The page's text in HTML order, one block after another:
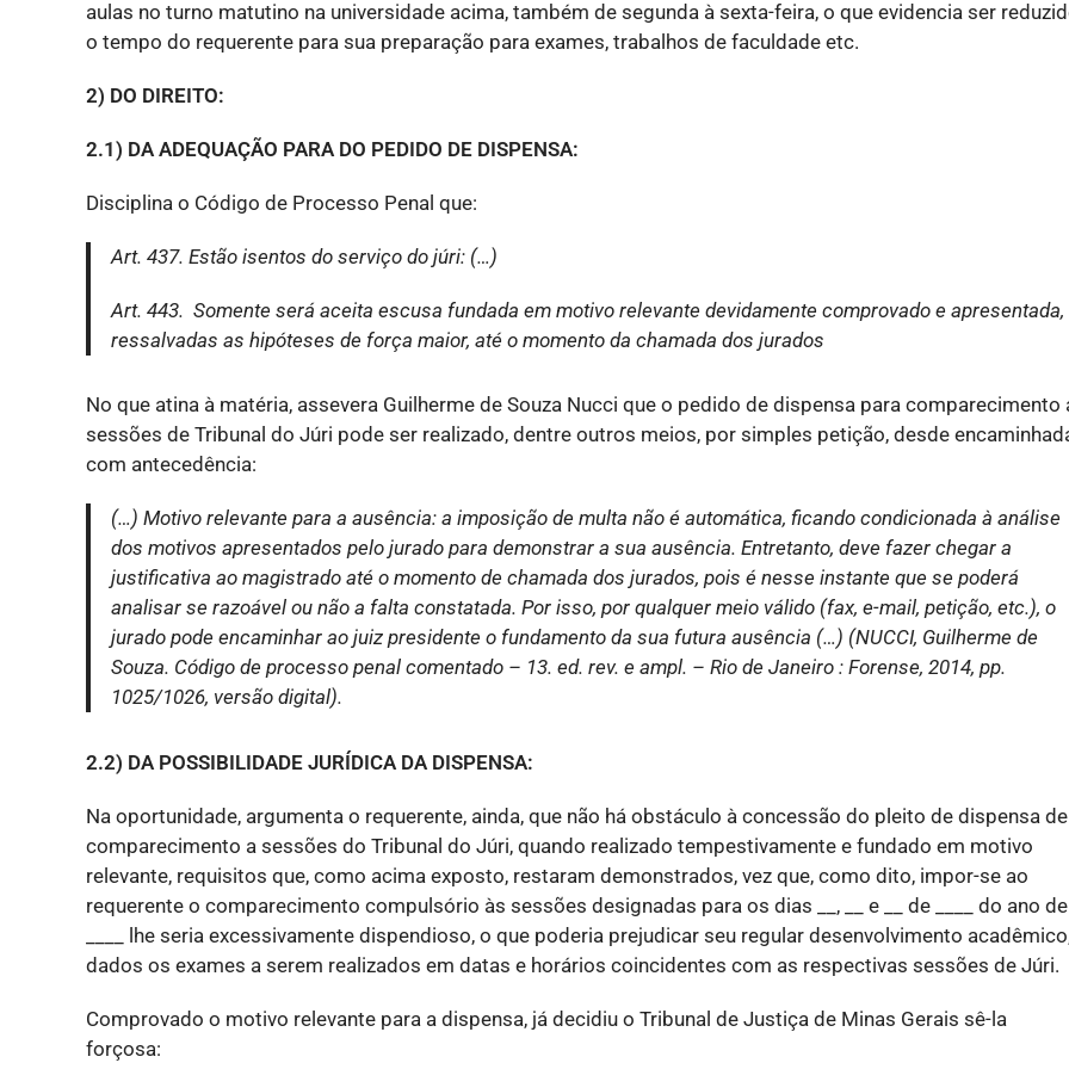
aulas no turno matutino na universidade acima, também de segunda à sexta-feira, o que evidencia ser
o tempo do requerente para sua preparação para exames, trabalhos de faculdade etc.
2) DO DIREITO:
2.1) DA ADEQUAÇÃO PARA DO PEDIDO DE DISPENSA:
Disciplina o Código de Processo Penal que:
Art. 437. Estão isentos do serviço do júri: (…)
Art. 443. Somente será aceita escusa fundada em motivo relevante devidamente comprovado e apresentada,
ressalvadas as hipóteses de força maior, até o momento da chamada dos jurados
No que atina à matéria, assevera Guilherme de Souza Nucci que o pedido de dispensa para comparecimento
sessões de Tribunal do Júri pode ser realizado, dentre outros meios, por simples petição, desde
com antecedência:
(…) Motivo relevante para a ausência: a imposição de multa não é automática, ficando condicionada à análise
dos motivos apresentados pelo jurado para demonstrar a sua ausência. Entretanto, deve fazer chegar a
justificativa ao magistrado até o momento de chamada dos jurados, pois é nesse instante que se poderá
analisar se razoável ou não a falta constatada. Por isso, por qualquer meio válido (fax, e-mail, petição, etc.), o
jurado pode encaminhar ao juiz presidente o fundamento da sua futura ausência (…) (NUCCI, Guilherme de
Souza. Código de processo penal comentado – 13. ed. rev. e ampl. – Rio de Janeiro : Forense, 2014, pp.
1025/1026, versão digital).
2.2) DA POSSIBILIDADE JURÍDICA DA DISPENSA:
Na oportunidade, argumenta o requerente, ainda, que não há obstáculo à concessão do pleito de dispensa de
comparecimento a sessões do Tribunal do Júri, quando realizado tempestivamente e fundado em motivo
relevante, requisitos que, como acima exposto, restaram demonstrados, vez que, como dito, impor-se ao
requerente o comparecimento compulsório às sessões designadas para os dias __, __ e __ de ____ do ano de
____ lhe seria excessivamente dispendioso, o que poderia prejudicar seu regular desenvolvimento
dados os exames a serem realizados em datas e horários coincidentes com as respectivas sessões de Júri.
Comprovado o motivo relevante para a dispensa, já decidiu o Tribunal de Justiça de Minas Gerais sê-la
forçosa: